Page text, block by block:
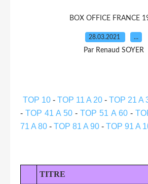
BOX OFFICE FRANCE
28.03.2021 …
Par Renaud SOYER
TOP 10 - TOP 11 A 20 - TOP 21 A
-TOP 41 A 50-TOP 51 A 60-
71 A 80 - TOP 81 A 90 - TOP 91 A
TITRE